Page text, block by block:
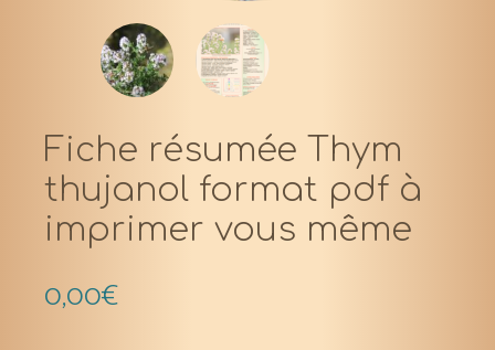
Fiche résumée Thym
thujanol format pdf à
imprimer vous même
0,00€